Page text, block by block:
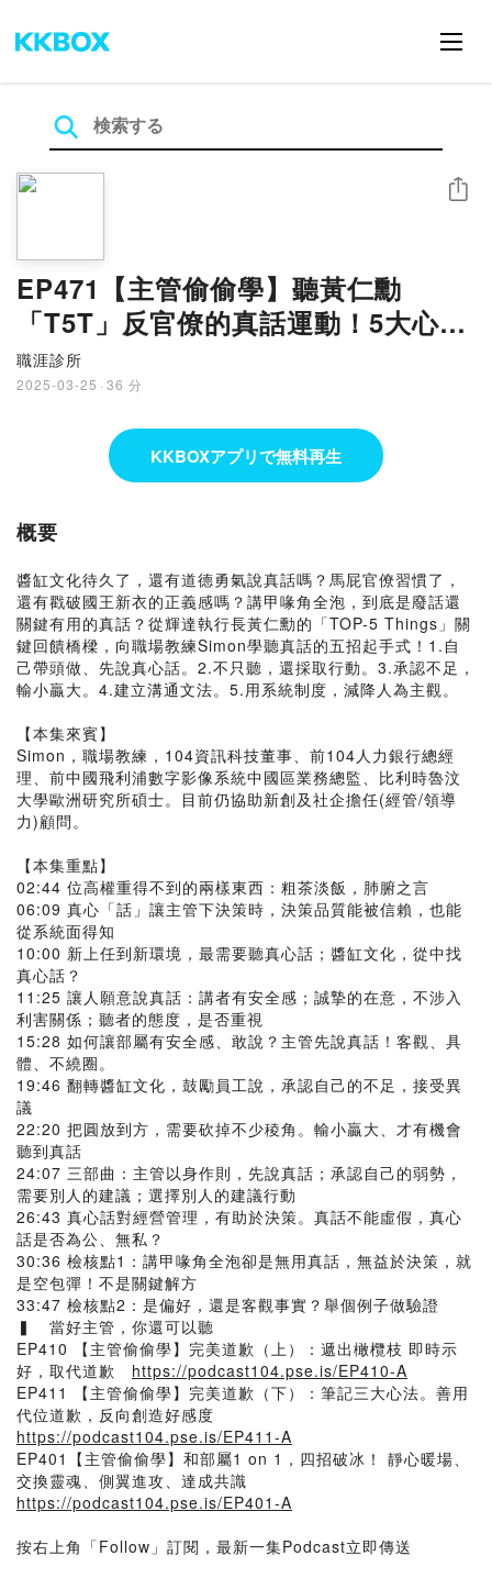
EP471【主管偷偷學】聽黃仁勳
「T5T」反官僚的真話運動！5大心
法！打破醬缸老滷的馬屁文化
職涯診所
2025-03-25 · 36 分
シェア
KKBOXアプリで無料再生
概要
醬缸文化待久了，還有道德勇氣說真話嗎？馬屁官僚習慣了，
還有戳破國王新衣的正義感嗎？講甲喙角全泡，到底是廢話還
關鍵有用的真話？從輝達執行長黃仁勳的「TOP-5 Things」關
鍵回饋橋樑，向職場教練Simon學聽真話的五招起手式！1.自
己帶頭做、先說真心話。2.不只聽，還採取行動。3.承認不足，
輸小贏大。4.建立溝通文法。5.用系統制度，減降人為主觀。
【本集來賓】
Simon，職場教練，104資訊科技董事、前104人力銀行總經
理、前中國飛利浦數字影像系統中國區業務總監、比利時魯汶
大學歐洲研究所碩士。目前仍協助新創及社企擔任(經管/領導
力)顧問。
【本集重點】
02:44 位高權重得不到的兩樣東西：粗茶淡飯，肺腑之言
06:09 真心「話」讓主管下決策時，決策品質能被信賴，也能
從系統面得知
10:00 新上任到新環境，最需要聽真心話；醬缸文化，從中找
真心話？
11:25 讓人願意說真話：講者有安全感；誠摯的在意，不涉入
利害關係；聽者的態度，是否重視
15:28 如何讓部屬有安全感、敢說？主管先說真話！客觀、具
體、不繞圈。
19:46 翻轉醬缸文化，鼓勵員工說，承認自己的不足，接受異
議
22:20 把圓放到方，需要砍掉不少稜角。輸小贏大、才有機會
聽到真話
24:07 三部曲：主管以身作則，先說真話；承認自己的弱勢，
需要別人的建議；選擇別人的建議行動
26:43 真心話對經營管理，有助於決策。真話不能虛假，真心
話是否為公、無私？
30:36 檢核點1：講甲喙角全泡卻是無用真話，無益於決策，就
是空包彈！不是關鍵解方
33:47 檢核點2：是偏好，還是客觀事實？舉個例子做驗證
▍ 當好主管，你還可以聽
EP410 【主管偷偷學】完美道歉（上）：遞出橄欖枝 即時示
好，取代道歉 https://podcast104.pse.is/EP410-A
EP411 【主管偷偷學】完美道歉（下）：筆記三大心法。善用
代位道歉，反向創造好感度
https://podcast104.pse.is/EP411-A
EP401【主管偷偷學】和部屬1 on 1，四招破冰！ 靜心暖場、
交換靈魂、側翼進攻、達成共識
https://podcast104.pse.is/EP401-A
按右上角「Follow」訂閱，最新一集Podcast立即傳送